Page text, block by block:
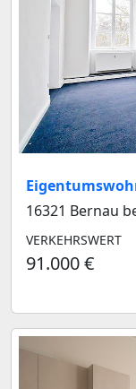
16321 Bernau
VERKEHRSWERT
91.000 €